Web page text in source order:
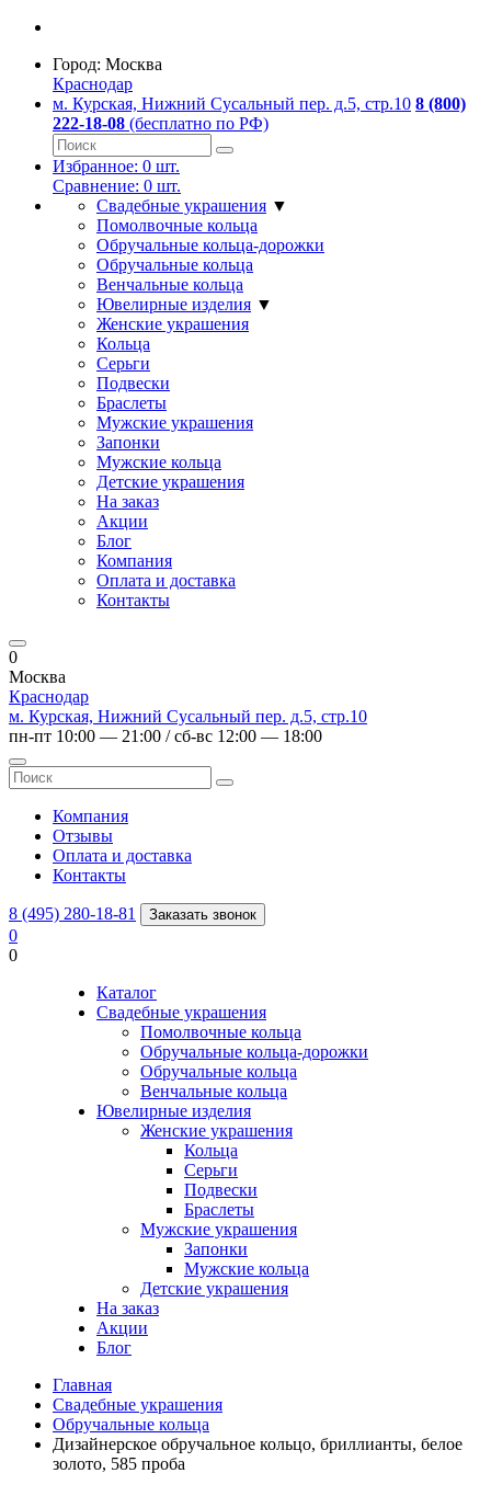
Город: Москва
Краснодар
м. Курская, Нижний Сусальный пер. д.5, стр.10 8 (800)
222-18-08 (бесплатно по РФ)
Избранное: 0 шт.
Сравнение: 0 шт.
Свадебные украшения ▼
Помолвочные кольца
Обручальные кольца-дорожки
Обручальные кольца
Венчальные кольца
Ювелирные изделия ▼
Женские украшения
Кольца
Серьги
Подвески
Браслеты
Мужские украшения
Запонки
Мужские кольца
Детские украшения
На заказ
Акции
Блог
Компания
Оплата и доставка
Контакты
0
Москва
Краснодар
м. Курская, Нижний Сусальный пер. д.5, стр.10
пн-пт 10:00 — 21:00 / сб-вс 12:00 — 18:00
Компания
Отзывы
Оплата и доставка
Контакты
8 (495) 280-18-81 Заказать звонок
0
0
Каталог
Свадебные украшения
Помолвочные кольца
Обручальные кольца-дорожки
Обручальные кольца
Венчальные кольца
Ювелирные изделия
Женские украшения
Кольца
Серьги
Подвески
Браслеты
Мужские украшения
Запонки
Мужские кольца
Детские украшения
На заказ
Акции
Блог
Главная
Свадебные украшения
Обручальные кольца
Дизайнерское обручальное кольцо, бриллианты, белое
золото, 585 проба